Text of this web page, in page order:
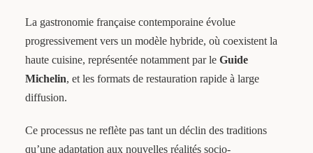
La gastronomie française contemporaine évolue
progressivement vers un modèle hybride, où coexistent la
haute cuisine, représentée notamment par le Guide
Michelin, et les formats de restauration rapide à large
diffusion.
Ce processus ne reflète pas tant un déclin des traditions
qu’une adaptation aux nouvelles réalités socio-